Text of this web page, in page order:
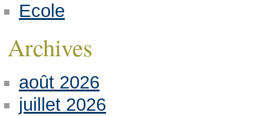
Ecole
Archives
août 2026
juillet 2026